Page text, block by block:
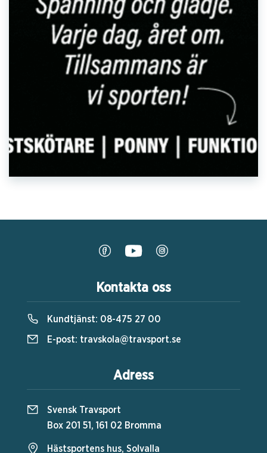
Kontakta oss
Kundtjänst: 08-475 27 00
E-post: travskola@travsport.se
Adress
Svensk Travsport
Box 201 51, 161 02 Bromma
Hästsportens hus, Solvalla